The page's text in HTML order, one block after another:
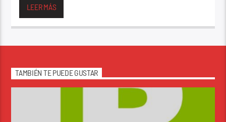
LEER MÁS
TAMBIÉN TE PUEDE GUSTAR